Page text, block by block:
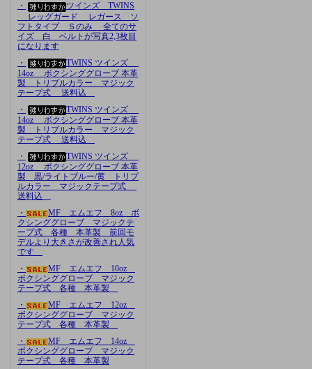
・
ツインズ TWINS
レッグガード レガース ソ
フトタイプ Ｓのみ 全てのサ
イズ 白 ベルトが写真2,3枚目
になります
・
TWINS ツインズ
14oz ボクシンググローブ 本革
製 トリプルカラー マジック
テープ式 送料込
・
TWINS ツインズ
14oz ボクシンググローブ 本革
製 トリプルカラー マジック
テープ式 送料込
・
TWINS ツインズ
12oz ボクシンググローブ 本革
製 黒/ライトブルー/黄 トリプ
ルカラー マジックテープ式
送料込
・
MF エムエフ 8oz ボ
クシンググローブ マジックテ
ープ式 各種 本革製 前回モ
デルより大きさが改善され人気
です
・
MF エムエフ 10oz
ボクシンググローブ マジック
テープ式 各種 本革製
・
MF エムエフ 12oz
ボクシンググローブ マジック
テープ式 各種 本革製
・
MF エムエフ 14oz
ボクシンググローブ マジック
テープ式 各種 本革製